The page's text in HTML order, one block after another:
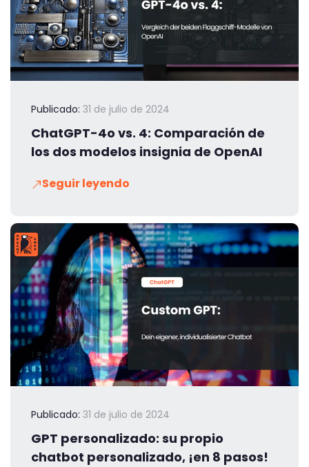
Publicado: 31 de julio de 2024
ChatGPT-4o vs. 4: Comparación de
los dos modelos insignia de OpenAI
Seguir leyendo
Publicado: 31 de julio de 2024
GPT personalizado: su propio
chatbot personalizado, ¡en 8 pasos!